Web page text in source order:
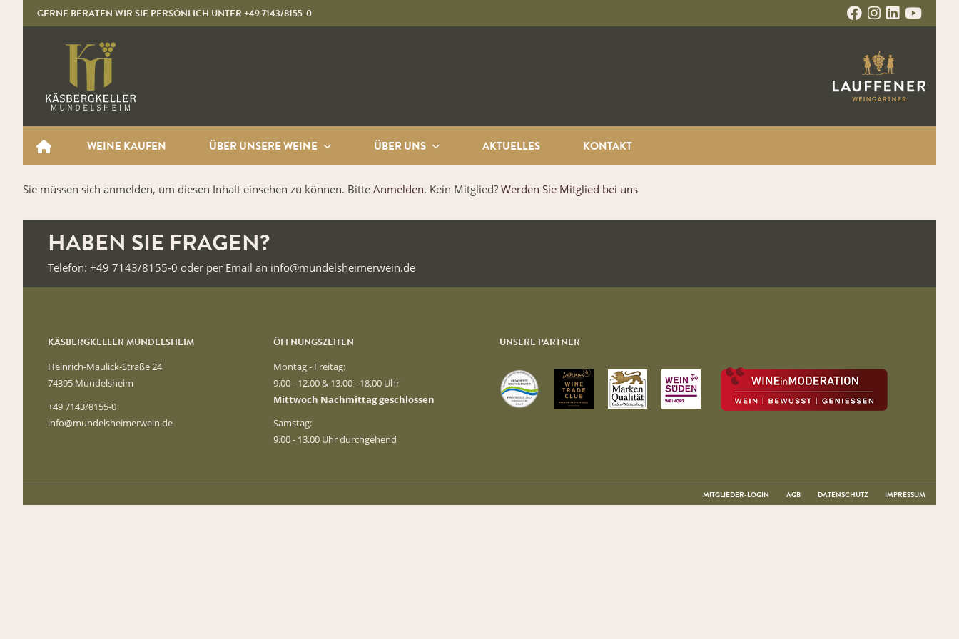
GERNE BERATEN WIR SIE PERSÖNLICH UNTER +49 7143/8155-0
WEINE KAUFEN ÜBER UNSERE WEINE ÜBER UNS AKTUELLES KONTAKT
Sie müssen sich anmelden, um diesen Inhalt einsehen zu können. Bitte Anmelden. Kein Mitglied? Werden Sie Mitglied bei uns
HABEN SIE FRAGEN?
Telefon: +49 7143/8155-0 oder per Email an info@mundelsheimerwein.de
KÄSBERGKELLER MUNDELSHEIM
Heinrich-Maulick-Straße 24
74395 Mundelsheim
+49 7143/8155-0
info@mundelsheimerwein.de
ÖFFNUNGSZEITEN
Montag - Freitag:
9.00 - 12.00 & 13.00 - 18.00 Uhr
Mittwoch Nachmittag geschlossen
Samstag:
9.00 - 13.00 Uhr durchgehend
UNSERE PARTNER
MITGLIEDER-LOGIN AGB DATENSCHUTZ IMPRESSUM